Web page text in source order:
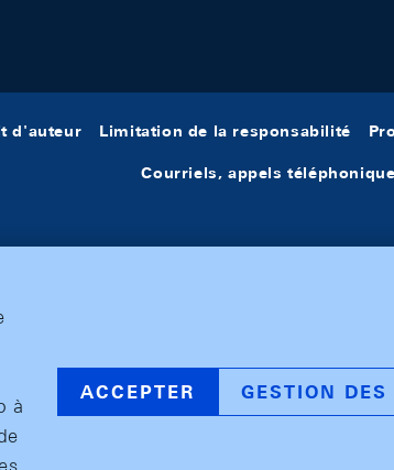
d'auteur Limitation de la responsabilité
Courriels, appels
à
ACCEPTER GESTION DES